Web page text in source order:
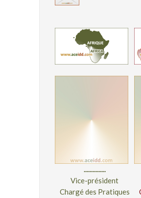
...............
Vice-président
Chargé des Pratiques